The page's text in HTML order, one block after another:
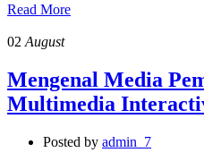
Read More
02 August
Mengenal Media
Multimedia
Posted by admin_7